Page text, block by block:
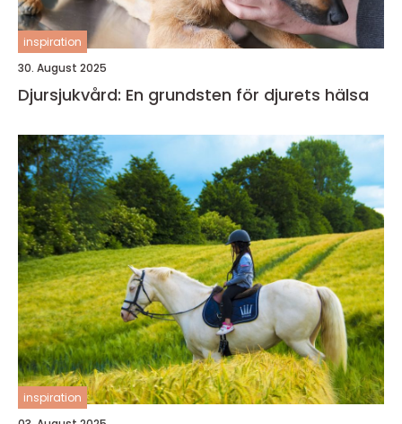
inspiration
30. August 2025
Djursjukvård: En grundsten för djurets hälsa
inspiration